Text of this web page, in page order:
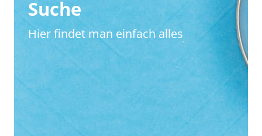
Suche
Hier findet man einfach alles